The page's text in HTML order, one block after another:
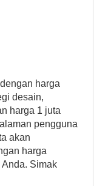
harga
desain,
harga 1 juta
pengguna
akan
harga
Simak